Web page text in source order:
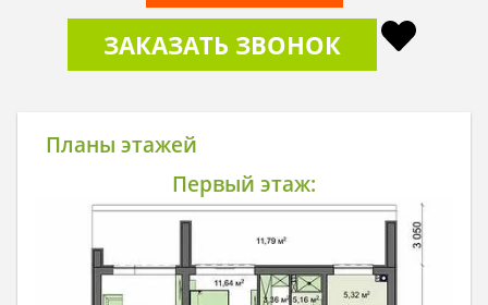
ЗАКАЗАТЬ ЗВОНОК
Планы этажей
Первый этаж: